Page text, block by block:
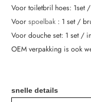
Voor toiletbril hoes: 1set
Voorspoelbak : 1 set /
Voor douche set: 1 set /
OEM verpakking is ook
snelle details